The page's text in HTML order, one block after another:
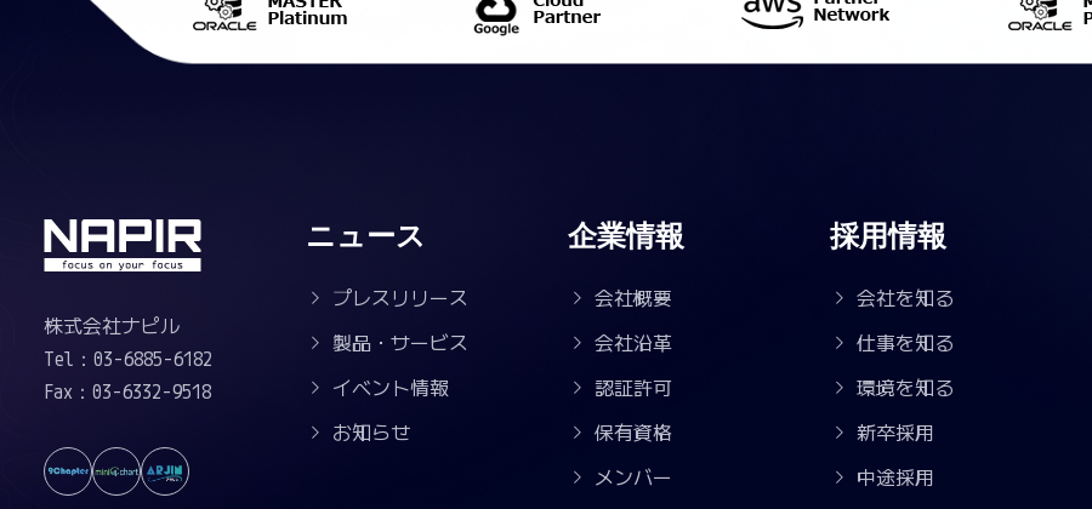
株式会社ナピル
Tel：03-6885-6182
Fax：03-6332-9518
ニュース
プレスリリース
製品・サービス
イベント情報
お知らせ
企業情報
会社概要
会社沿革
認証許可
保有資格
メンバー
採用情報
会社を知る
仕事を知る
環境を知る
新卒採用
中途採用